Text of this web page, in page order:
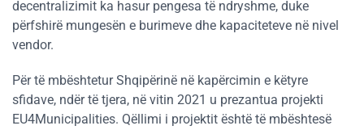
decentralizimit ka hasur pengesa të ndryshme, duke
përfshirë mungesën e burimeve dhe kapaciteteve në nivel
vendor.
Për të mbështetur Shqipërinë në kapërcimin e këtyre
sfidave, ndër të tjera, në vitin 2021 u prezantua projekti
EU4Municipalities. Qëllimi i projektit është të mbështesë